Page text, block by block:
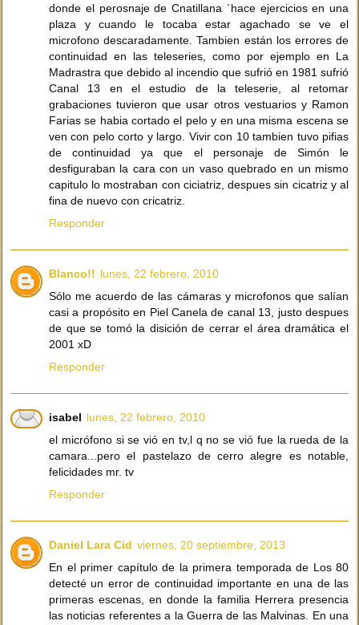
donde el perosnaje de Cnatillana ´hace ejercicios en una
plaza y cuando le tocaba estar agachado se ve el
microfono descaradamente. Tambien están los errores de
continuidad en las teleseries, como por ejemplo en La
Madrastra que debido al incendio que sufrió en 1981 sufrió
Canal 13 en el estudio de la teleserie, al retomar
grabaciones tuvieron que usar otros vestuarios y Ramon
Farias se habia cortado el pelo y en una misma escena se
ven con pelo corto y largo. Vivir con 10 tambien tuvo pifias
de continuidad ya que el personaje de Simón le
desfiguraban la cara con un vaso quebrado en un mismo
capitulo lo mostraban con ciciatriz, despues sin cicatriz y al
fina de nuevo con cricatriz.
Responder
Blanco!! lunes, 22 febrero, 2010
Sólo me acuerdo de las cámaras y microfonos que salían
casi a propósito en Piel Canela de canal 13, justo despues
de que se tomó la disición de cerrar el área dramática el
2001 xD
Responder
isabel lunes, 22 febrero, 2010
el micrófono si se vió en tv,l q no se vió fue la rueda de la
camara...pero el pastelazo de cerro alegre es notable,
felicidades mr. tv
Responder
Daniel Lara Cid viernes, 20 septiembre, 2013
En el primer capítulo de la primera temporada de Los 80
detecté un error de continuidad importante en una de las
primeras escenas, en donde la familia Herrera presencia
las noticias referentes a la Guerra de las Malvinas. En una